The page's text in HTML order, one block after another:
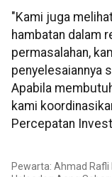
"Kami juga
hambatan dalam
permasalahan,
penyelesaiannya
Apabila
kami
Percepatan
Pewarta: Ahmad Rafli